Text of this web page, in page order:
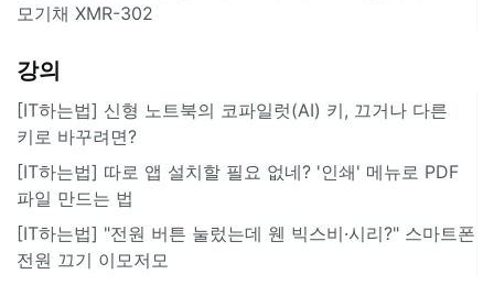
모기채 XMR-302
강의
[IT하는법] 신형 노트북의 코파일럿(AI) 키, 끄거나 다른
키로 바꾸려면?
[IT하는법] 따로 앱 설치할 필요 없네? '인쇄' 메뉴로 PDF
파일 만드는 법
[IT하는법] "전원 버튼 눌렀는데 웬 빅스비·시리?" 스마트폰
전원 끄기 이모저모